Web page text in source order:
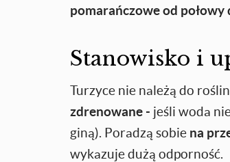
pomarańczowe od połowy
Stanowisko i
Turzyce nie należą do
zdrenowane - jeśli woda
giną). Poradzą sobie na
wykazuje dużą odporność.